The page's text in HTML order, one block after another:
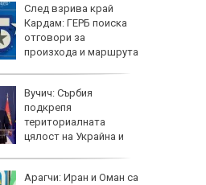
След взрива край
Кардам: ГЕРБ поиска
отговори за
произхода и маршрута
Вучич: Сърбия
подкрепя
териториалната
цялост на Украйна и
Арагчи: Иран и Оман са